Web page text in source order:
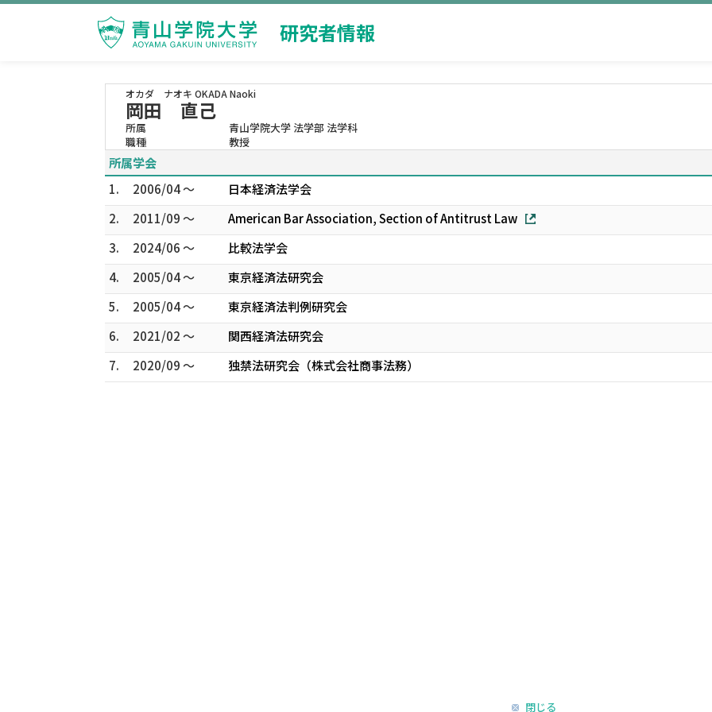
研究者情報
オカダ ナオキ OKADA Naoki
岡田 直己
所属
青山学院大学 法学部 法学科
職種
教授
所属学会
1.
2006/04 ～
日本経済法学会
2.
2011/09 ～
American Bar Association, Section of Antitrust Law
3.
2024/06 ～
比較法学会
4.
2005/04 ～
東京経済法研究会
5.
2005/04 ～
東京経済法判例研究会
6.
2021/02 ～
関西経済法研究会
7.
2020/09 ～ 独禁法研究会（株式会社商事法務）
閉じる